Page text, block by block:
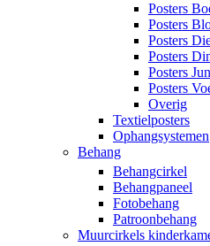
Posters
Posters
Posters
Posters
Posters
Posters
Overig
Textielposters
Ophangsystemen
Behang
Behangcirkel
Behangpaneel
Fotobehang
Patroonbehang
Muurcirkels